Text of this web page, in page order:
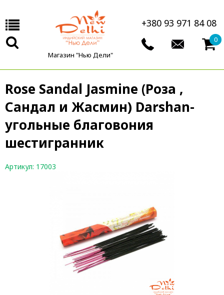
Магазин "Нью Дели"
+380 93 971 84 08
0
Rose Sandal Jasmine (Роза ,
Сандал и Жасмин) Darshan-
угольные благовония
шестигранник
Артикул: 17003